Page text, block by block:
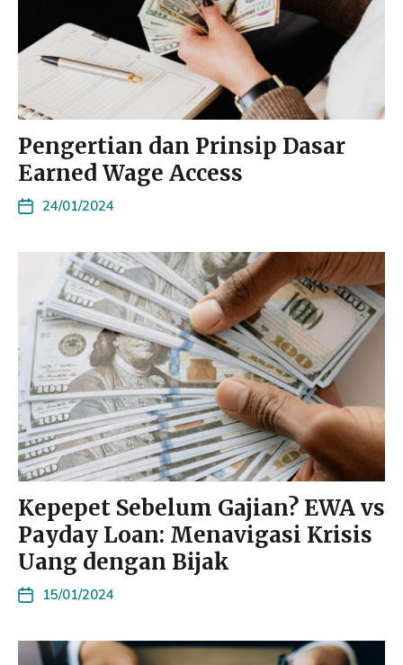
Pengertian dan Prinsip Dasar
Earned Wage Access
24/01/2024
Kepepet Sebelum Gajian? EWA vs
Payday Loan: Menavigasi Krisis
Uang dengan Bijak
15/01/2024